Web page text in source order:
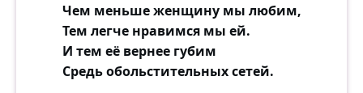
Чем меньше женщину мы любим,
Тем легче нравимся мы ей.
И тем её вернее губим
Средь обольстительных сетей.